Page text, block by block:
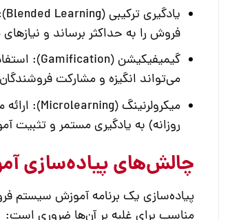
یادگیری ترکیبی (Blended Learning):
فروش را به حداکثر برساند و
گیمیفیکیشن (Gamification):
می‌تواند انگیزه و مشارکت
میکرولرنینگ (Microlearning):
روزانه) به یادگیری مستمر و تثبیت
چالش‌های پیاده‌سازی
پیاده‌سازی یک برنامهآموزش سیستم
مناسب برای غلبه بر آن‌ها ضروری است: